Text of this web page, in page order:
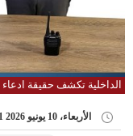
الداخلية تكشف حقيقة
الأربعاء، 10 يونيو 2026 09:01 ص